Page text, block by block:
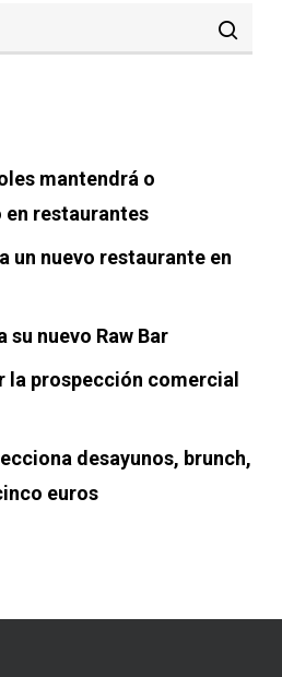
mantendrá o
en restaurantes
un nuevo restaurante en
su nuevo Raw Bar
la prospección comercial
desayunos, brunch,
euros